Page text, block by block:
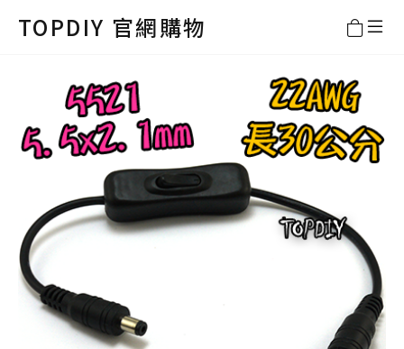
TOPDIY 官網購物